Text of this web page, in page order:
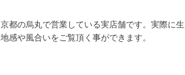
ップ
京都の烏丸で営業している実店舗です。実際に生
地感や風合いをご覧頂く事ができます。